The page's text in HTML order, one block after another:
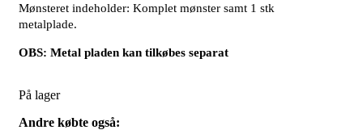
Mønsteret indeholder: Komplet mønster samt 1 stk
metalplade.
OBS: Metal pladen kan tilkøbes separat
På lager
Andre købte også: